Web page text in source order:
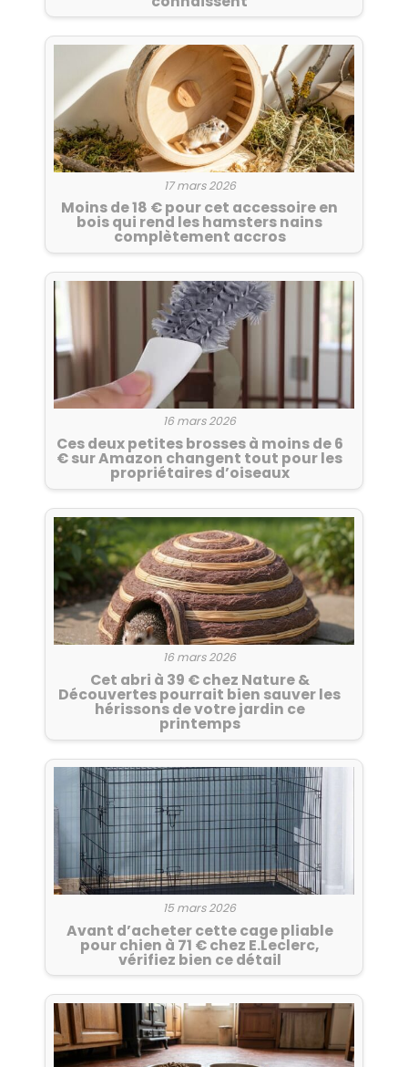
17 mars 2026
Moins de 18 € pour cet accessoire en
bois qui rend les hamsters nains
complètement accros
16 mars 2026
Ces deux petites brosses à moins de 6
€ sur Amazon changent tout pour les
propriétaires d’oiseaux
16 mars 2026
Cet abri à 39 € chez Nature &
Découvertes pourrait bien sauver les
hérissons de votre jardin ce
printemps
15 mars 2026
Avant d’acheter cette cage pliable
pour chien à 71 € chez E.Leclerc,
vérifiez bien ce détail